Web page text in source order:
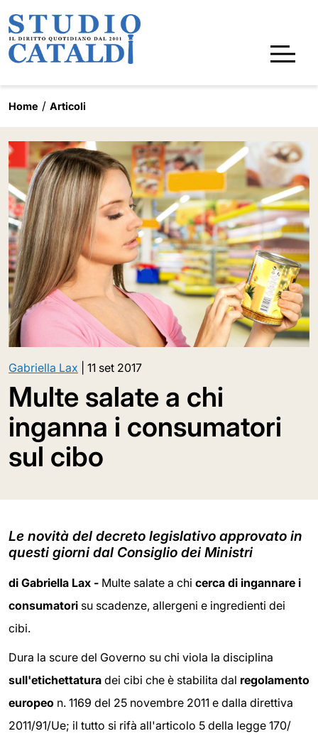
Home Articoli
Gabriella Lax 11 set 2017
Multe salate a chi
inganna i consumatori
sul cibo
Le novità del decreto legislativo approvato in
questi giorni dal Consiglio dei Ministri
di Gabriella Lax - Multe salate a chi cerca di ingannare i
consumatori su scadenze, allergeni e ingredienti dei
cibi.
Dura la scure del Governo su chi viola la disciplina
sull'etichettatura dei cibi che è stabilita dal regolamento
europeo n. 1169 del 25 novembre 2011 e dalla direttiva
2011/91/Ue; il tutto si rifà all'articolo 5 della legge 170/